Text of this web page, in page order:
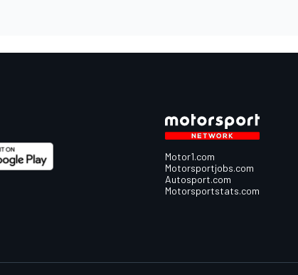
Motor1.com
Motorsportjobs.com
Autosport.com
Motorsportstats.com